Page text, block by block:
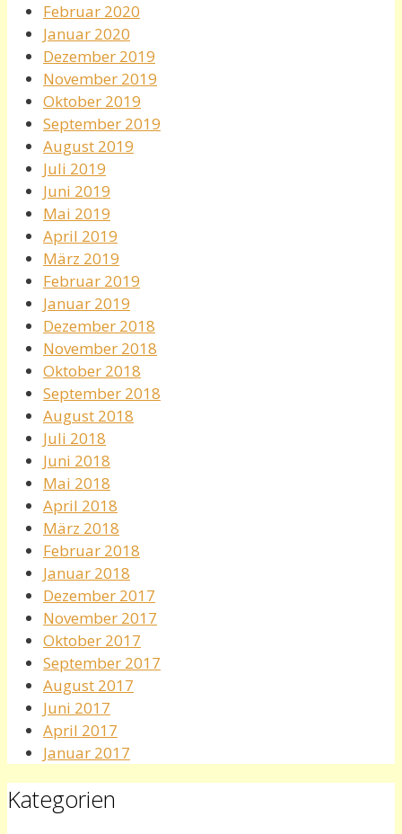
Februar 2020
Januar 2020
Dezember 2019
November 2019
Oktober 2019
September 2019
August 2019
Juli 2019
Juni 2019
Mai 2019
April 2019
März 2019
Februar 2019
Januar 2019
Dezember 2018
November 2018
Oktober 2018
September 2018
August 2018
Juli 2018
Juni 2018
Mai 2018
April 2018
März 2018
Februar 2018
Januar 2018
Dezember 2017
November 2017
Oktober 2017
September 2017
August 2017
Juni 2017
April 2017
Januar 2017
Kategorien